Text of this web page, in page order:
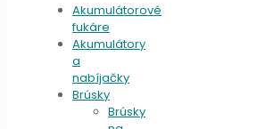
419.00€.
Akumulátorové
fukáre
Akumulátory
a
nabíjačky
Brúsky
Brúsky